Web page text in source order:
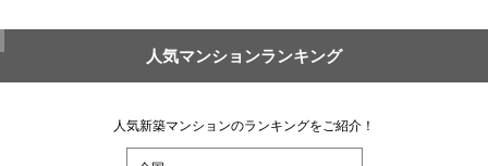
人気マンションランキング
人気新築マンションのランキングをご紹介！